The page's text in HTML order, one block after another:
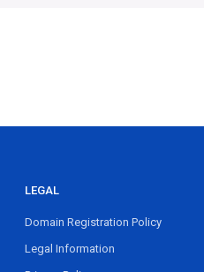
LEGAL
Domain Registration Policy
Legal Information